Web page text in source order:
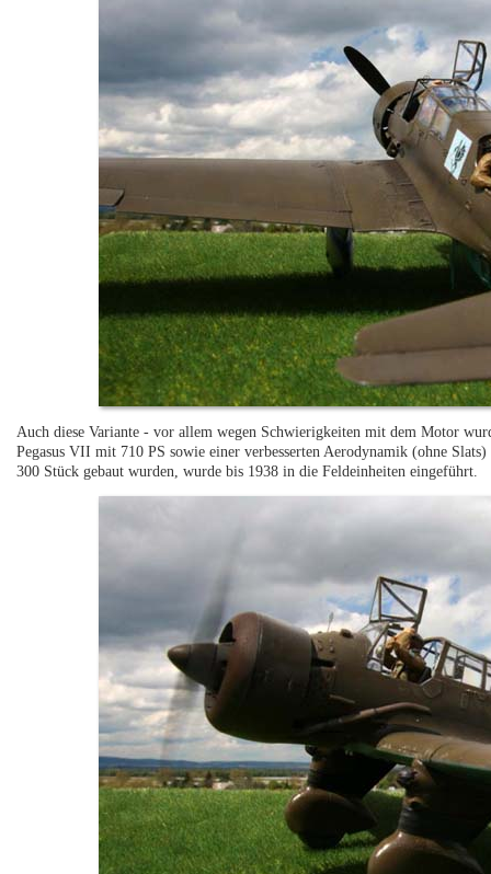
Auch diese Variante - vor allem wegen Schwierigkeiten mit dem Motor
Pegasus VII mit 710 PS sowie einer verbesserten Aerodynamik (ohne
300 Stück gebaut wurden, wurde bis 1938 in die Feldeinheiten eingeführt.